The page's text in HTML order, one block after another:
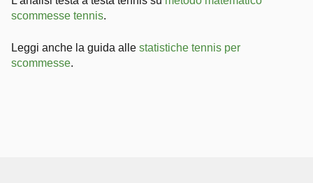
scommesse tennis.
Leggi anche la guida alle statistiche tennis per
scommesse.